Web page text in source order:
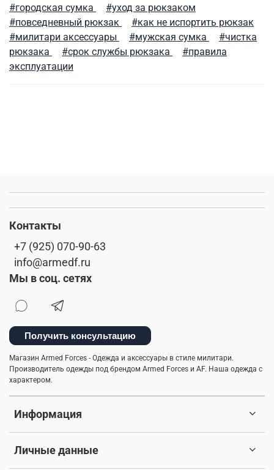
мужские шорты туристический рюкзак
куртка на синтепоне практичная одежда
ветровка милитари
аляска куртка мужская одежда
утепленная куртка
бесшовное женское термобелье
мужской стиль классическая шапка
компрессионное термобелье
#городская сумка
#уход за рюкзаком
#повседневный рюкзак
#как не испортить рюкзак
#милитари аксессуары
#мужская сумка
#чистка
рюкзака
#срок службы рюкзака
#правила
эксплуатации
Информация
Личные данные
Контакты
+7 (925) 070-90-63
info@armedf.ru
Мы в соц. сетях
Получить консультацию
Магазин Armed Forces - Одежда и аксессуары в стиле милитари.
Производитель одежды под брендом Armed Forces и AF. Наша одежда с
характером.